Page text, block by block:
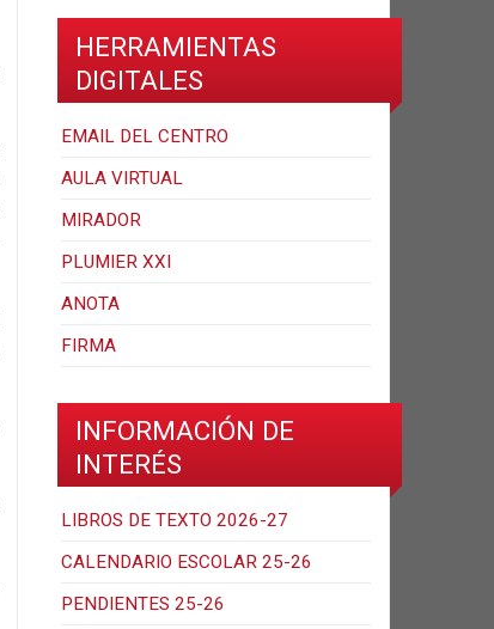
HERRAMIENTAS
DIGITALES
EMAIL DEL CENTRO
AULA VIRTUAL
MIRADOR
PLUMIER XXI
ANOTA
FIRMA
INFORMACIÓN DE
INTERÉS
LIBROS DE TEXTO 2026-27
CALENDARIO ESCOLAR 25-26
PENDIENTES 25-26